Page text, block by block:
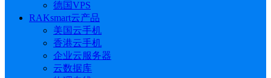
德国VPS
RAKsmart云产品
美国云手机
香港云手机
企业云服务器
云数据库